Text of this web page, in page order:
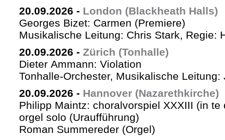
20.09.2026 - London (Blackheath Halls)
Georges Bizet: Carmen (Premiere)
Musikalische Leitung: Chris Stark, Regie:
20.09.2026 - Zürich (Tonhalle)
Dieter Ammann: Violation
Tonhalle-Orchester, Musikalische Leitung:
20.09.2026 - Hannover (Nazarethkirche)
Philipp Maintz: choralvorspiel XXXIII (in te
orgel solo (Uraufführung)
Roman Summereder (Orgel)